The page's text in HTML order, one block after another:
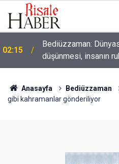
01:45 Paçalarını yerde
Anasayfa Bediüzzaman
gibi kahramanlar gönderiliyor